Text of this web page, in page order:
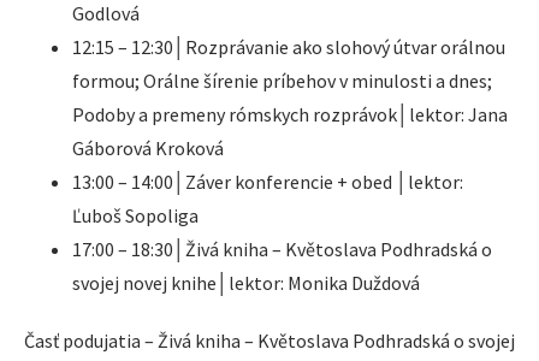
Godlová
12:15 – 12:30│Rozprávanie ako slohový útvar orálnou
formou; Orálne šírenie príbehov v minulosti a dnes;
Podoby a premeny rómskych rozprávok│lektor: Jana
Gáborová Kroková
13:00 – 14:00│Záver konferencie + obed │lektor:
Ľuboš Sopoliga
17:00 – 18:30│Živá kniha – Květoslava Podhradská o
svojej novej knihe│lektor: Monika Duždová
Časť podujatia – Živá kniha – Květoslava Podhradská o svojej